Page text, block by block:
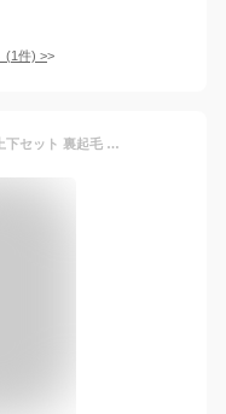
(1件) >
スウェット メンズ パーカー ズボン 上下セット 裏起毛 メンズ ジッパー アウター ズボン 無地 ゆったり 通気 カジュアル スポーツウェア ランニングウェア 吸汗 速乾 秋冬服 ジャージ ルームウェア 長袖 トラックスーツ M-4XL